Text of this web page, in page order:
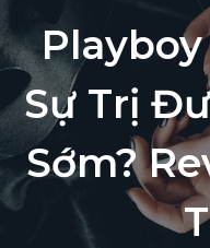
Sự Trị
Sớm?